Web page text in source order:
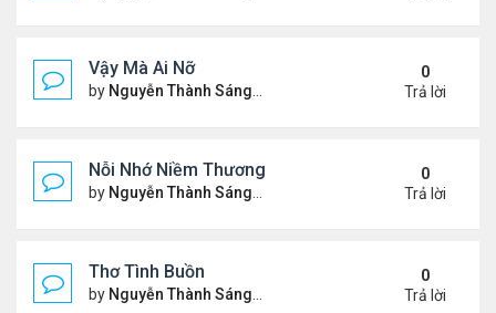
Vậy Mà Ai Nỡ
by Nguyễn Thành Sáng Thứ 3 Tháng 11 14, 2023 6:03
0
Trả lời
Nỗi Nhớ Niềm Thương Dưới Nắng Tà
by Nguyễn Thành Sáng Thứ 7 Tháng 11 11, 2023 9:48
0
Trả lời
Thơ Tình Buồn
by Nguyễn Thành Sáng Thứ 7 Tháng 11 04, 2023 8:35
0
Trả lời